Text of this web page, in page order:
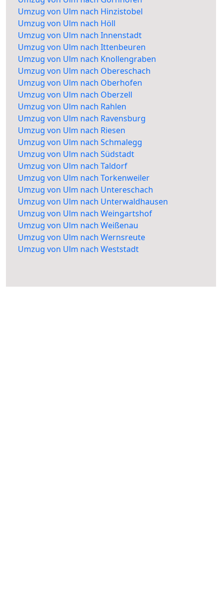
Umzug von Ulm nach Hinzistobel
Umzug von Ulm nach Höll
Umzug von Ulm nach Innenstadt
Umzug von Ulm nach Ittenbeuren
Umzug von Ulm nach Knollengraben
Umzug von Ulm nach Obereschach
Umzug von Ulm nach Oberhofen
Umzug von Ulm nach Oberzell
Umzug von Ulm nach Rahlen
Umzug von Ulm nach Ravensburg
Umzug von Ulm nach Riesen
Umzug von Ulm nach Schmalegg
Umzug von Ulm nach Südstadt
Umzug von Ulm nach Taldorf
Umzug von Ulm nach Torkenweiler
Umzug von Ulm nach Untereschach
Umzug von Ulm nach Unterwaldhausen
Umzug von Ulm nach Weingartshof
Umzug von Ulm nach Weißenau
Umzug von Ulm nach Wernsreute
Umzug von Ulm nach Weststadt